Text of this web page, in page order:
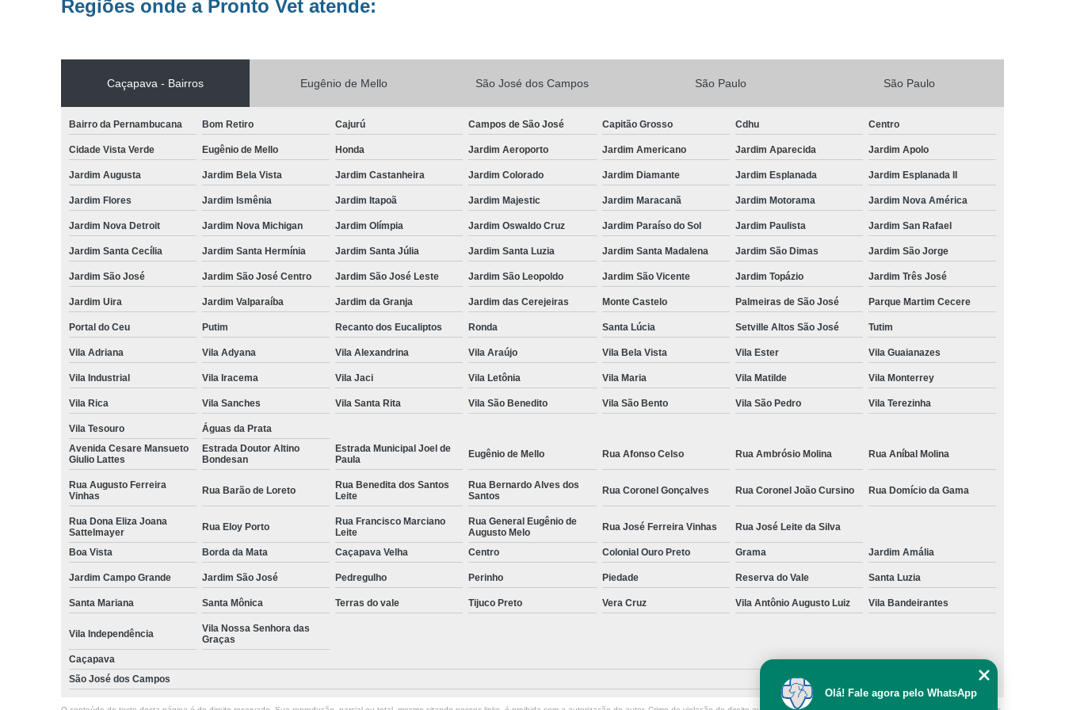
Veterinária 24h
Veterinária 24h Perto de Mim
Veterinário 24 Horas
Veterinário 24 Horas Mais Próximo
Veterinário 24 Horas Perto de Mim
Veterinário 24h
Veterinário 24h Perto de Mim
Veterinário 24hrs
Vet Popular 24 Horas
Veterinario a Preço Popular
Veterinária Popular
Veterinária Popular 24 Horas
Veterinário 24 Horas Popular
Veterinário Popular
Veterinário Popular 24 Horas
Veterinário Popular 24h
Veterinário Popular Perto de Mim Veterinário Preço Popular
Regiões onde a Pronto Vet atende:
Caçapava - Bairros Eugênio de Mello São José dos Campos São Paulo São Paulo
Bairro da Pernambucana Bom Retiro Cajurú Campos de São José Capitão Grosso Cdhu Centro
Cidade Vista Verde Eugênio de Mello Honda Jardim Aeroporto Jardim Americano Jardim Aparecida Jardim Apolo
Jardim Augusta Jardim Bela Vista Jardim Castanheira Jardim Colorado Jardim Diamante Jardim Esplanada Jardim Esplanada II
Jardim Flores Jardim Ismênia Jardim Itapoã Jardim Majestic Jardim Maracanã Jardim Motorama Jardim Nova América
Jardim Nova Detroit Jardim Nova Michigan Jardim Olímpia Jardim Oswaldo Cruz Jardim Paraíso do Sol Jardim Paulista Jardim San Rafael
Jardim Santa Cecília Jardim Santa Hermínia Jardim Santa Júlia Jardim Santa Luzia Jardim Santa Madalena Jardim São Dimas Jardim São Jorge
Jardim São José Jardim São José Centro Jardim São José Leste Jardim São Leopoldo Jardim São Vicente Jardim Topázio Jardim Três José
Jardim Uira Jardim Valparaíba Jardim da Granja Jardim das Cerejeiras Monte Castelo Palmeiras de São José Parque Martim Cecere
Portal do Ceu Putim Recanto dos Eucaliptos Ronda Santa Lúcia Setville Altos São José Tutim
Vila Adriana Vila Adyana Vila Alexandrina Vila Araújo Vila Bela Vista Vila Ester Vila Guaianazes
Vila Industrial Vila Iracema Vila Jaci Vila Letônia Vila Maria Vila Matilde Vila Monterrey
Vila Rica Vila Sanches Vila Santa Rita Vila São Benedito Vila São Bento Vila São Pedro Vila Terezinha
Vila Tesouro
Águas da Prata
Avenida Cesare Mansueto
Giulio Lattes
Estrada Doutor Altino
Bondesan
Estrada Municipal Joel de
Paula
Eugênio de Mello Rua Afonso Celso Rua Ambrósio Molina Rua Aníbal Molina
Rua Augusto Ferreira
Vinhas
Rua Barão de Loreto
Rua Benedita dos Santos
Leite
Rua Bernardo Alves dos
Santos
Rua Coronel Gonçalves Rua Coronel João Cursino Rua Domício da Gama
Rua Dona Eliza Joana
Sattelmayer
Rua Eloy Porto
Rua Francisco Marciano
Leite
Rua General Eugênio de
Augusto Melo
Rua José Ferreira Vinhas Rua José Leite da Silva
Boa Vista Borda da Mata Caçapava Velha Centro Colonial Ouro Preto Grama Jardim Amália
Jardim Campo Grande Jardim São José Pedregulho Perinho Piedade Reserva do Vale Santa Luzia
Santa Mariana Santa Mônica Terras do vale Tijuco Preto Vera Cruz Vila Antônio Augusto Luiz Vila Bandeirantes
Vila Independência
Vila Nossa Senhora das
Graças
Caçapava
São José dos Campos
Olá! Fale agora pelo WhatsApp